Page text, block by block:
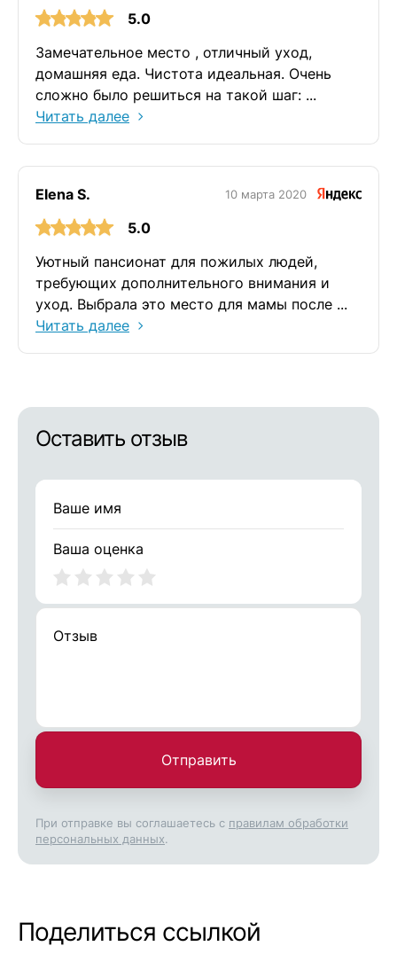
5.0
Замечательное место , отличный уход,
домашняя еда. Чистота идеальная. Очень
сложно было решиться на такой шаг: ...
Читать далее
Elena S. 10 марта 2020
5.0
Уютный пансионат для пожилых людей,
требующих дополнительного внимания и
уход. Выбрала это место для мамы после ...
Читать далее
Оставить отзыв
Ваша оценка
Отправить
При отправке вы соглашаетесь с правилам обработки
персональных данных.
Поделиться ссылкой